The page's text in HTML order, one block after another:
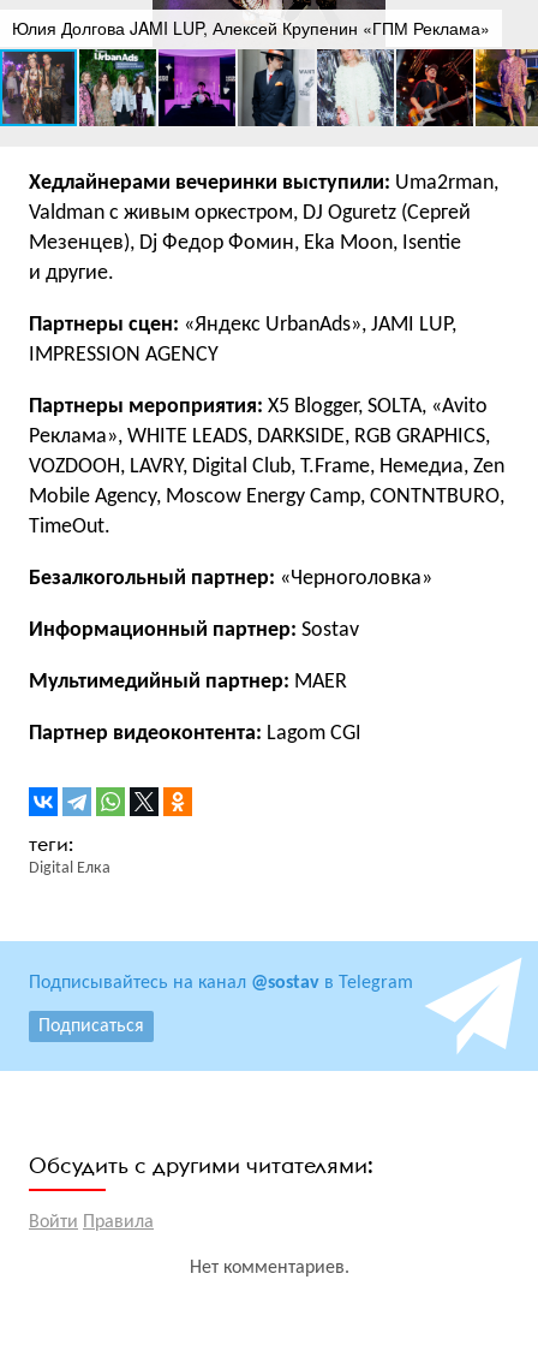
Юлия Долгова JAMI LUP, Алексей Крупенин «ГПМ Реклама»
Хедлайнерами вечеринки выступили: Uma2rman,
Valdman с живым оркестром, DJ Oguretz (Сергей
Мезенцев), Dj Федор Фомин, Eka Moon, Isentie
и другие.
Партнеры сцен: «Яндекс UrbanAds», JAMI LUP,
IMPRESSION AGENCY
Партнеры мероприятия: X5 Blogger, SOLTA, «Аvito
Реклама», WHITE LEADS, DARKSIDE, RGB GRAPHICS,
VOZDOOH, LAVRY, Digital Club, T.Frame, Немедиа, Zen
Mobile Agency, Moscow Energy Camp, CONTNTBURO,
TimeOut.
Безалкогольный партнер: «Черноголовка»
Информационный партнер: Sostav
Мультимедийный партнер: MAER
Партнер видеоконтента: Lagom CGI
Digital Елка
Подписывайтесь на канал @sostav в Telegram
Подписаться
Обсудить с другими читателями:
Войти Правила
Нет комментариев.